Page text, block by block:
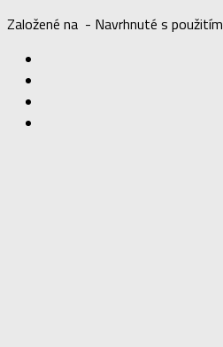
Založené na - Navrhnuté s použitím